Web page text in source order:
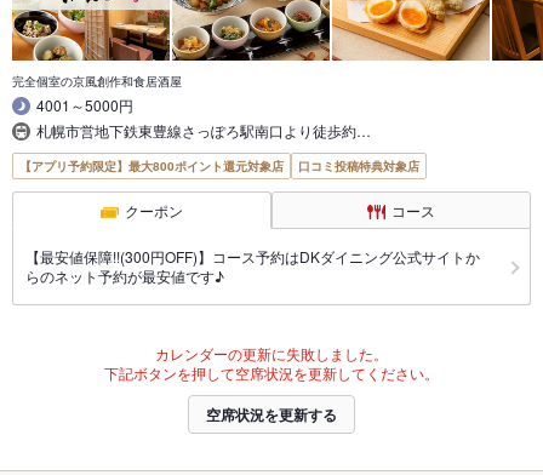
完全個室の京風創作和食居酒屋
4001～5000円
札幌市営地下鉄東豊線さっぽろ駅南口より徒歩約…
【アプリ予約限定】最大800ポイント還元対象店 口コミ投稿特典対象店
クーポン コース
【最安値保障!!(300円OFF)】コース予約はDKダイニング公式サイトか
らのネット予約が最安値です♪
カレンダーの更新に失敗しました。
下記ボタンを押して空席状況を更新してください。
空席状況を更新する